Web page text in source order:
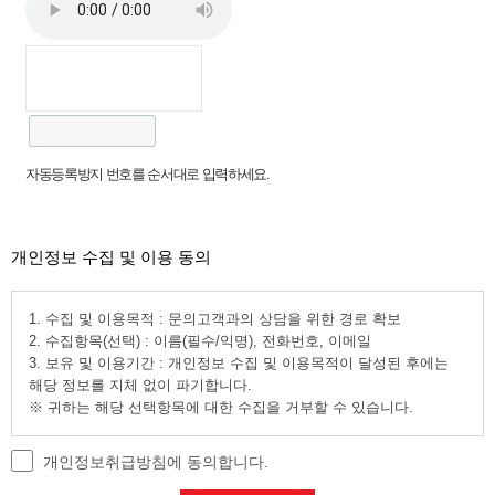
자동등록방지 번호를 순서대로 입력하세요.
개인정보 수집 및 이용 동의
1. 수집 및 이용목적 : 문의고객과의 상담을 위한 경로 확보
2. 수집항목(선택) : 이름(필수/익명), 전화번호, 이메일
3. 보유 및 이용기간 : 개인정보 수집 및 이용목적이 달성된 후에는
해당 정보를 지체 없이 파기합니다.
※ 귀하는 해당 선택항목에 대한 수집을 거부할 수 있습니다.
개인정보취급방침에 동의합니다.